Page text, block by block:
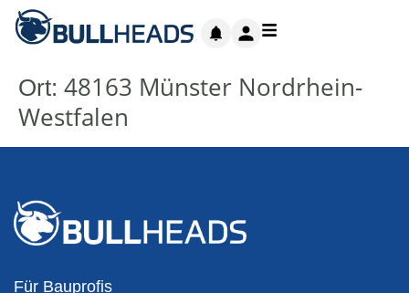
Ort: 48163 Münster Nordrhein-
Westfalen
Für Bauprofis